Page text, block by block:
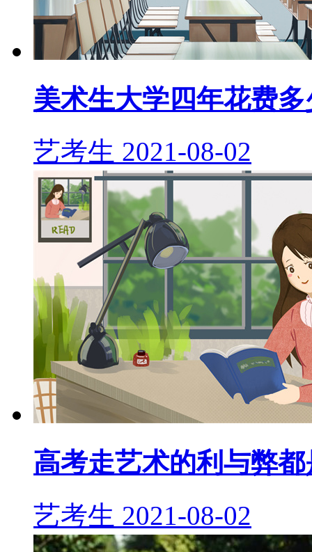
美术生大学四年花费多
艺考生 2021-08-02
高考走艺术的利与弊
艺考生 2021-08-02